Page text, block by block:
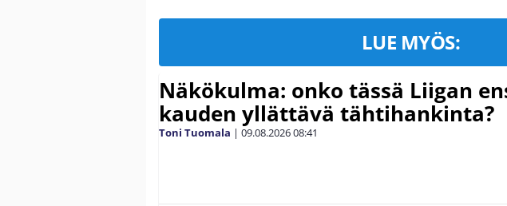
LUE MYÖS:
Näkökulma: onko tässä Liigan
kauden yllättävä tähtihankinta?
Toni Tuomala | 09.08.202608:41